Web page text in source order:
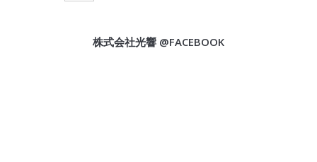
株式会社光響 @FACEBOOK